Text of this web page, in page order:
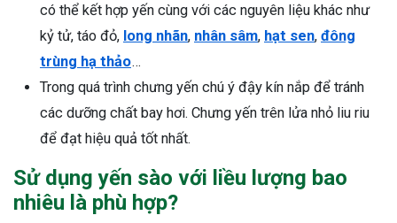
có thể kết hợp yến cùng với các nguyên liệu khác như
kỷ tử, táo đỏ, long nhãn, nhân sâm, hạt sen, đông
trùng hạ thảo…
Trong quá trình chưng yến chú ý đậy kín nắp để tránh
các dưỡng chất bay hơi. Chưng yến trên lửa nhỏ liu riu
để đạt hiệu quả tốt nhất.
Sử dụng yến sào với liều lượng bao
nhiêu là phù hợp?